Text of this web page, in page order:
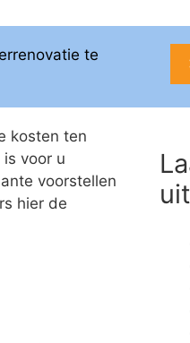
te
kosten ten
voor u
voorstellen
hier de